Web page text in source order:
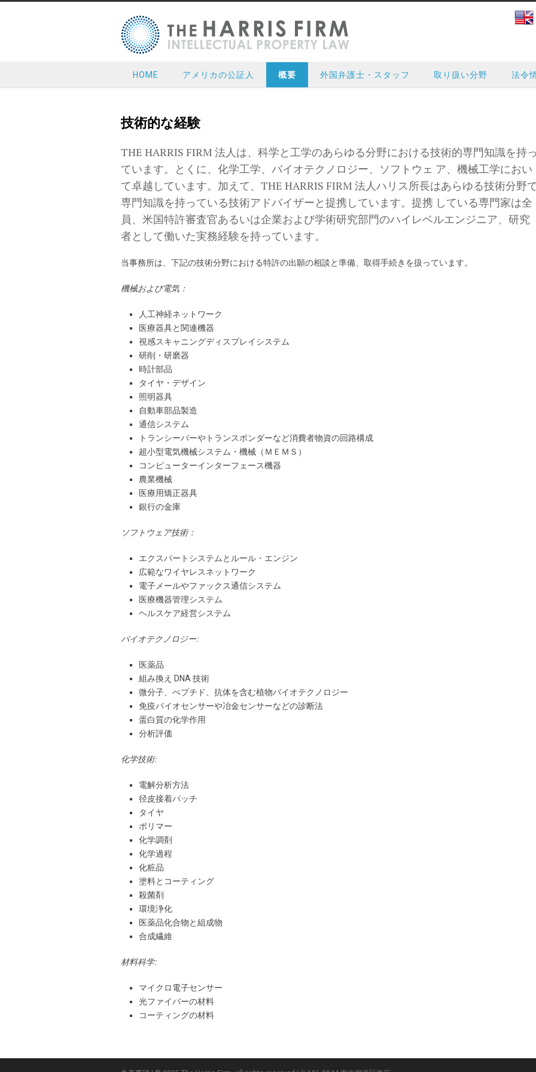
HOME アメリカの公証人 概要 外国弁護士・スタッフ 取り扱い分野 法令
技術的な経験
THE HARRIS FIRM 法人は、科学と工学のあらゆる分野における技術的専門知識を持
ています。とくに、化学工学、バイオテクノロジー、ソフトウェ ア、機械工学におい
て卓越しています。加えて、THE HARRIS FIRM 法人ハリス所長はあらゆる技術分野
専門知識を持っている技術アドバイザーと提携しています。提携 している専門家は全
員、米国特許審査官あるいは企業および学術研究部門のハイレベルエンジニア、研究
者として働いた実務経験を持っています。
当事務所は、下記の技術分野における特許の出願の相談と準備、取得手続きを扱っています。
機械および電気：
人工神経ネットワーク
医療器具と関連機器
視感スキャニングディスプレイシステム
研削・研磨器
時計部品
タイヤ・デザイン
照明器具
自動車部品製造
通信システム
トランシーバーやトランスポンダーなど消費者物資の回路構成
超小型電気機械システム・機械（ＭＥＭＳ）
コンピューターインターフェース機器
農業機械
医療用矯正器具
銀行の金庫
ソフトウェア技術：
エクスパートシステムとルール・エンジン
広範なワイヤレスネットワーク
電子メールやファックス通信システム
医療機器管理システム
ヘルスケア経営システム
バイオテクノロジー:
医薬品
組み換え DNA 技術
微分子、ぺプチド、抗体を含む植物バイオテクノロジー
免疫バイオセンサーや冶金センサーなどの診断法
蛋白質の化学作用
分析評価
化学技術:
電解分析方法
径皮接着パッチ
タイヤ
ポリマー
化学調剤
化学過程
化粧品
塗料とコーティング
殺菌剤
環境浄化
医薬品化合物と組成物
合成繊維
材料科学:
マイクロ電子センサー
光ファイバーの材料
コーティングの材料